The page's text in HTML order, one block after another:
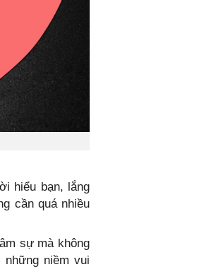
hiểu bạn, lắng
cần quá nhiều
sự mà không
niềm vui